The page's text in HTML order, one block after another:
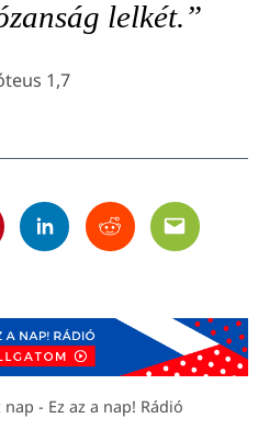
lelkét.”
1,7
LinkedinRedditEmail
- Ez az a nap! Rádió